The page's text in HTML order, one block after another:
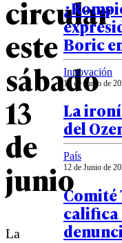
circular
este
sábado
13
de
junio
La
Boric
Innovación
13 de Junio de
La
del
País
12 de Junio de
Comité
califica